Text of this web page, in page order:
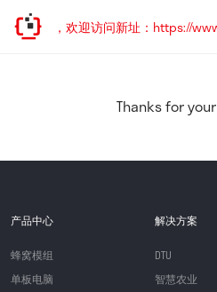
已迁移，欢迎访问新址：https://
Thanks for
产品中心
蜂窝模组
单板电脑
解决方案
DTU
智慧农业